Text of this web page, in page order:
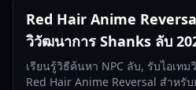
Red Hair Anime
วิวัฒนาการ Shanks ลับ
เรียนรู้วิธีค้นหา NPC ลับ, รับไอเท
Red Hair Anime Reversal สำหรั